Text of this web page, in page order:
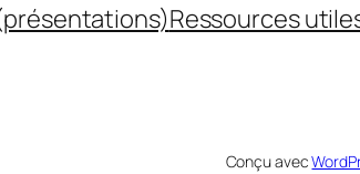
Ressources
Conçu avec